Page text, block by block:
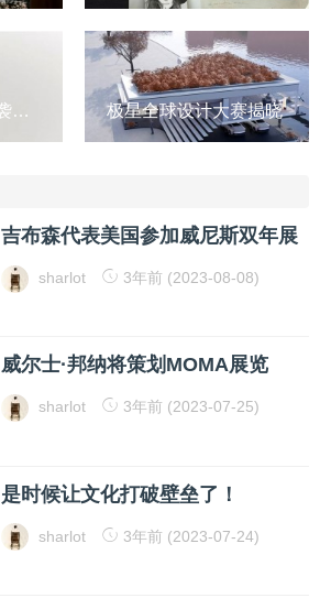
“天价香蕉”再陷抄袭风波 极星全球设计大赛揭晓
吉布森代表美国参加威尼斯双年展
sharlot 3年前 (2023-08-08)
威尔士·邦纳将策划MOMA展览
sharlot 3年前 (2023-07-25)
是时候让文化打破壁垒了！
sharlot 3年前 (2023-07-24)